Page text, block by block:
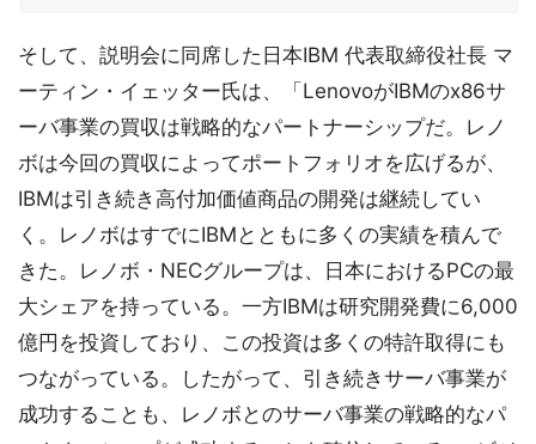
そして、説明会に同席した日本IBM 代表取締役社長 マ
ーティン・イェッター氏は、「LenovoがIBMのx86サ
ーバ事業の買収は戦略的なパートナーシップだ。レノ
ボは今回の買収によってポートフォリオを広げるが、
IBMは引き続き高付加価値商品の開発は継続してい
く。レノボはすでにIBMとともに多くの実績を積んで
きた。レノボ・NECグループは、日本におけるPCの最
大シェアを持っている。一方IBMは研究開発費に6,000
億円を投資しており、この投資は多くの特許取得にも
つながっている。したがって、引き続きサーバ事業が
成功することも、レノボとのサーバ事業の戦略的なパ